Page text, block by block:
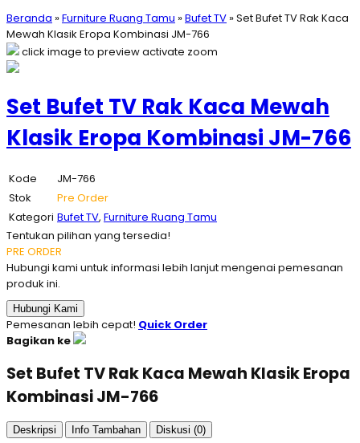
Beranda »Furniture Ruang Tamu »Bufet TV »Set Bufet TV Rak Kaca
Mewah Klasik Eropa Kombinasi JM-766
click image to previewactivate zoom
Set Bufet TV Rak Kaca Mewah
Klasik Eropa Kombinasi JM-766
Kode
JM-766
Stok
Pre Order
Kategori Bufet TV, Furniture Ruang Tamu
Tentukan pilihan yang tersedia!
PRE ORDER
Hubungi kami untuk informasi lebih lanjut mengenai pemesanan
produk ini.
Hubungi Kami
Pemesanan lebih cepat! Quick Order
Bagikan ke
Set Bufet TV Rak Kaca Mewah Klasik Eropa
Kombinasi JM-766
Deskripsi Info Tambahan Diskusi (0)